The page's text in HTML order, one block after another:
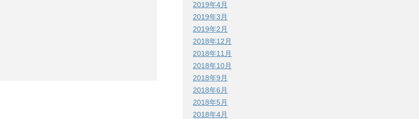
2019年4月
2019年3月
2019年2月
2018年12月
2018年11月
2018年10月
2018年9月
2018年6月
2018年5月
2018年4月